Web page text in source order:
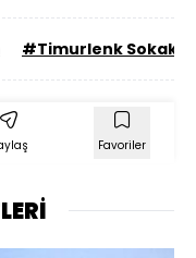
#Timurlenk Sokak
Favoriler